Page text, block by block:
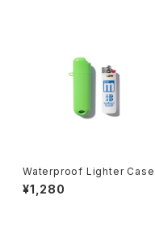
Waterproof Lighter
or BIC
¥1,280